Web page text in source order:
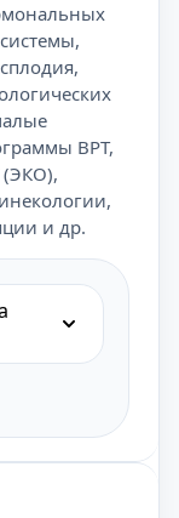
ВРТ,
(ЭКО),
и др.